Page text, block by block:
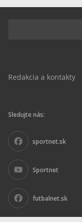
Redakcia a kontakty
Sledujte nás:
sportnet.sk
Sportnet
futbalnet.sk